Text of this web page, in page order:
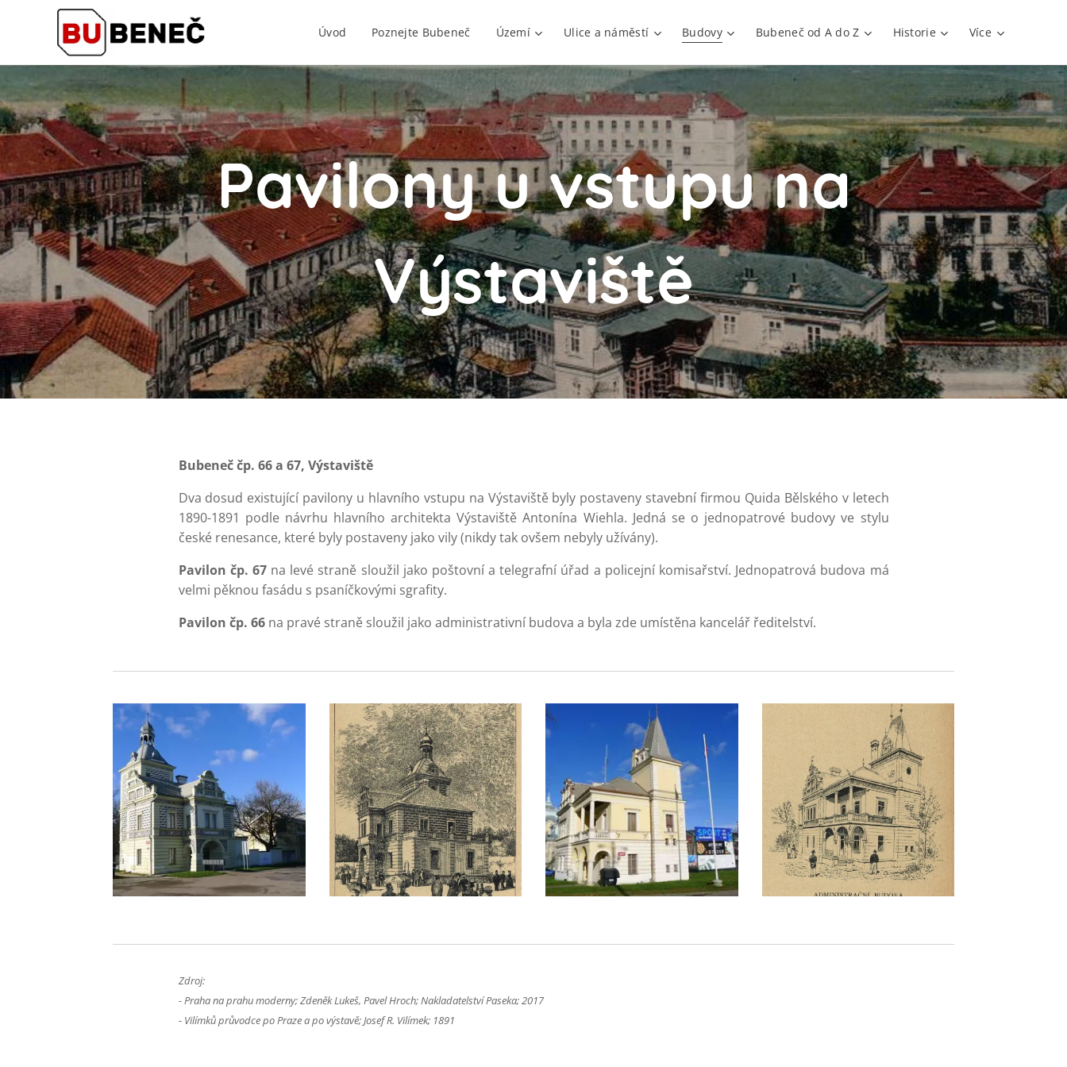
Úvod Poznejte Bubeneč Území Ulice a náměstí Budovy Bubeneč od A do Z Historie Více
Pavilony u vstupu na
Výstaviště
Bubeneč čp. 66 a 67, Výstaviště
Dva dosud existující pavilony u hlavního vstupu na Výstaviště byly postaveny stavební firmou Quida Bělského v letech
1890-1891 podle návrhu hlavního architekta Výstaviště Antonína Wiehla. Jedná se o jednopatrové budovy ve stylu
české renesance, které byly postaveny jako vily (nikdy tak ovšem nebyly užívány).
Pavilon čp. 67na levé straně sloužil jako poštovní a telegrafní úřad a policejní komisařství. Jednopatrová budova má
velmi pěknou fasádu s psaníčkovými sgrafity.
Pavilon čp. 66na pravé straně sloužil jako administrativní budova a byla zde umístěna kancelář ředitelství.
Zdroj:
- Praha na prahu moderny; Zdeněk Lukeš, Pavel Hroch; Nakladatelství Paseka; 2017
- Vilímků průvodce po Praze a po výstavě; Josef R. Vilímek; 1891